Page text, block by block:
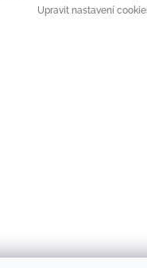
Upravit nastavení